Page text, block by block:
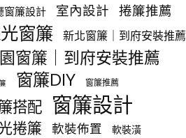
窗簾設計 室內設計 捲簾推薦
窗簾 新北窗簾｜到府安裝推薦
窗簾｜到府安裝推薦
窗簾DIY 窗簾推薦
搭配 窗簾設計
捲簾 軟裝佈置 軟裝潢